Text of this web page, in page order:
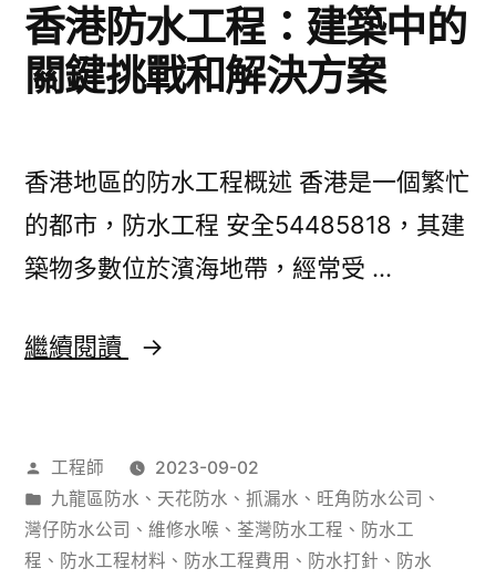
香港防水工程：建築中的
關鍵挑戰和解決方案
香港地區的防水工程概述 香港是一個繁忙
的都市，防水工程 安全54485818，其建
築物多數位於濱海地帶，經常受 …
繼續閱讀
香
水
工
程：
作
者：
工程師
2023-09-02
分
類：
九龍區防水 、 天花防水 、 抓漏水 、 旺角防水公司 、
灣仔防水公司 、 維修水喉 、 荃灣防水工程 、 防水工
程 、 防水工程材料 、 防水工程費用 、 防水打針 、 防水